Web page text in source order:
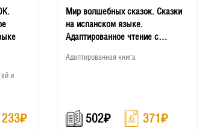
и
₽
Мир волшебных сказок. Сказки
на испанском языке.
Адаптированное чтение с
Адаптированная книга
502₽ 371₽